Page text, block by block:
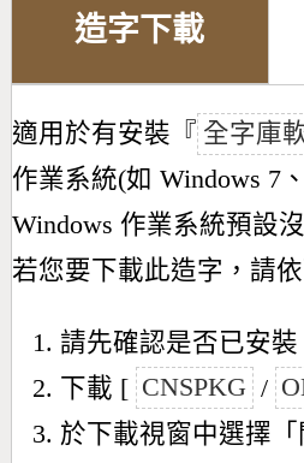
造字下載
適用於有安裝『 全字庫
作業系統(如 Windows 7
Windows 作業系統預設
若您要下載此造字，請
請先確認是否已安裝
下載 [ CNSPKG /
於下載視窗中選擇「